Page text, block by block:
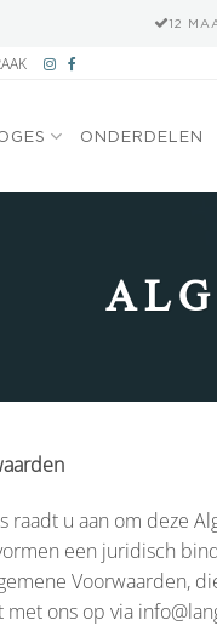
12
ONDERDELEN
raadt u aan om deze
een juridisch
Voorwaarden,
ons op via